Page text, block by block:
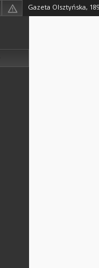
Gazeta Olsztyńska,